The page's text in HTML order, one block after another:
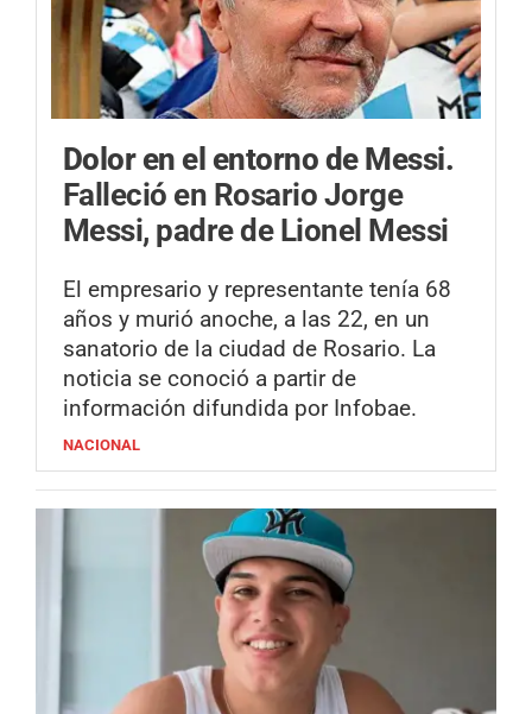
Dolor en el entorno de Messi.
Falleció en Rosario Jorge
Messi, padre de Lionel Messi
El empresario y representante tenía 68
años y murió anoche, a las 22, en un
sanatorio de la ciudad de Rosario. La
noticia se conoció a partir de
información difundida por Infobae.
NACIONAL